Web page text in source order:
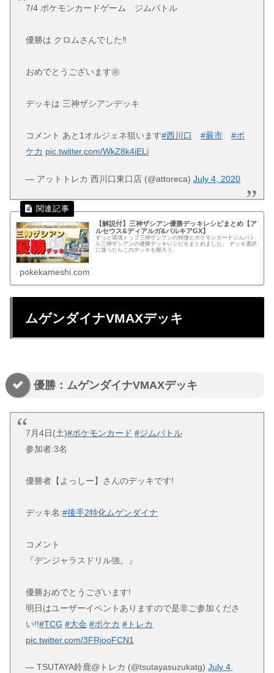
7/4 ポケモンカードゲーム ジムバトル
優勝は クロムさんでした‼️
おめでとうございます㊗️
デッキは 三神ザシアンデッキ
コメント あと1オルジェネ狙います#西川口 #蕨市
#ポ
ケカ pic.twitter.com/WkZ8k4iELi
— アットトレカ 西川口東口店 (@attoreca)July 4, 2020
【解説付】三神ザシアン優勝デッキレシピまとめ【ア
ルセウス&ディアルガ&パルキアGX】
ずっと環境トップ三神ザシアンの特徴とポケモンカードジムバト
ル三神ザシアンの優勝デッキレシピをまとめました。 デッキ選択
に迷ったらこのデッキを握ろう。
pokekameshi.com
ムゲンダイナVMAXデッキ
優勝：ムゲンダイナVMAXデッキ
7月4日(土)#ポケモンカード #ジムバトル
参加者:3名
優勝者【よっしー】さんのデッキです!
デッキ名:#後手2特化ムゲンダイナ
コメント
『デンジャラスドリル強。』
優勝おめでとうございます!
明日はユーザーイベントありますので是非ご参加くださ
い!!#TCG #大会 #ポケカ #トレカ
pic.twitter.com/3FRjooFCN1
— TSUTAYA鈴鹿@トレカ (@tsutayasuzukatg)July 4,